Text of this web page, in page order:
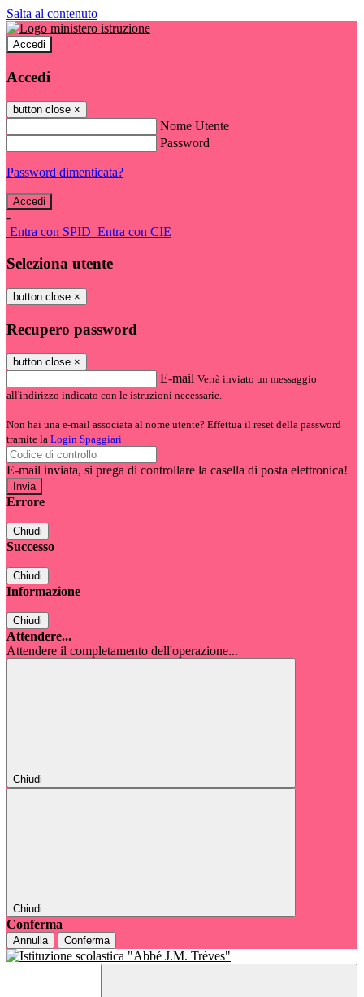
Salta al contenuto
Accedi
Accedi
button close ×
Nome Utente
Password
Password dimenticata?
-
Entra con SPID Entra con CIE
Seleziona utente
button close ×
Recupero password
button close ×
E-mail Verrà inviato un messaggio
all'indirizzo indicato con le istruzioni necessarie.
Non hai una e-mail associata al nome utente? Effettua il reset della password
tramite la Login Spaggiari
E-mail inviata, si prega di controllare la casella di posta elettronica!
Errore
Chiudi
Successo
Chiudi
Informazione
Chiudi
Attendere...
Attendere il completamento dell'operazione...
Chiudi
Chiudi
Conferma
Annulla Conferma